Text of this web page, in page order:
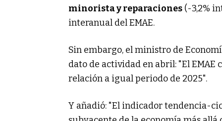
minorista y reparaciones (-3,2%
interanual del EMAE.
Sin embargo, el ministro de
dato de actividad en abril: "El
relación a igual periodo de 2025".
Y añadió: "El indicador tendencia-